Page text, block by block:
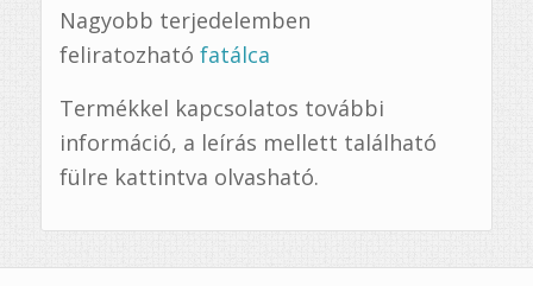
Nagyobb terjedelemben
feliratozható fatálca
Termékkel kapcsolatos további
információ, a leírás mellett található
fülre kattintva olvasható.